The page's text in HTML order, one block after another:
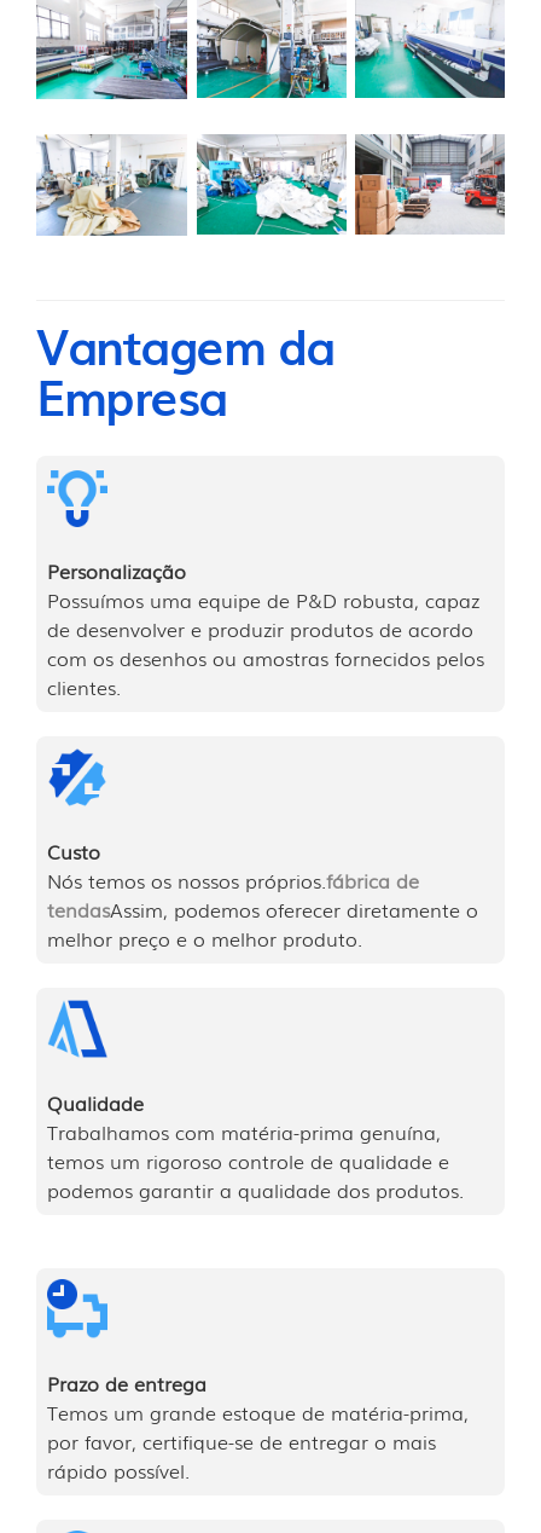
Vantagem da
Empresa
Personalização
Possuímos uma equipe de P&D robusta, capaz
de desenvolver e produzir produtos de acordo
com os desenhos ou amostras fornecidos pelos
clientes.
Custo
Nós temos os nossos próprios.fábrica de
tendasAssim, podemos oferecer diretamente o
melhor preço e o melhor produto.
Qualidade
Trabalhamos com matéria-prima genuína,
temos um rigoroso controle de qualidade e
podemos garantir a qualidade dos produtos.
Prazo de entrega
Temos um grande estoque de matéria-prima,
por favor, certifique-se de entregar o mais
rápido possível.